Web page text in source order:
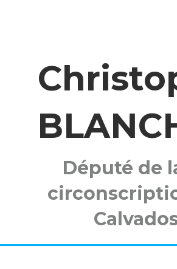
Député de